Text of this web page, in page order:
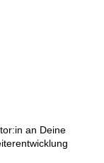
an Deine